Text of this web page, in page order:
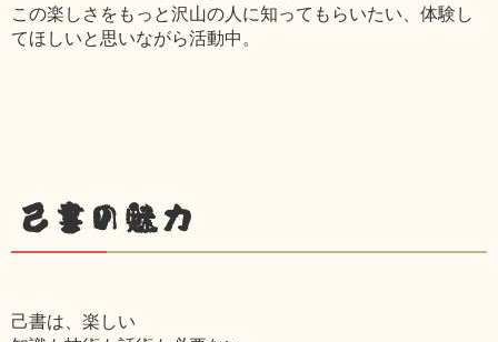
この楽しさをもっと沢山の人に知ってもらいたい、体験し
てほしいと思いながら活動中。
己書の魅力
己書は、楽しい